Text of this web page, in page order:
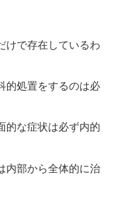
で存在しているわ
的処置をするのは必
な症状は必ず内的
内部から全体的に治